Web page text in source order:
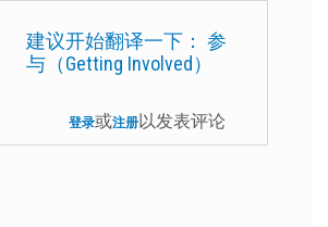
建议开始翻译一下： 参
与（Getting Involved）
登录或注册以发表评论